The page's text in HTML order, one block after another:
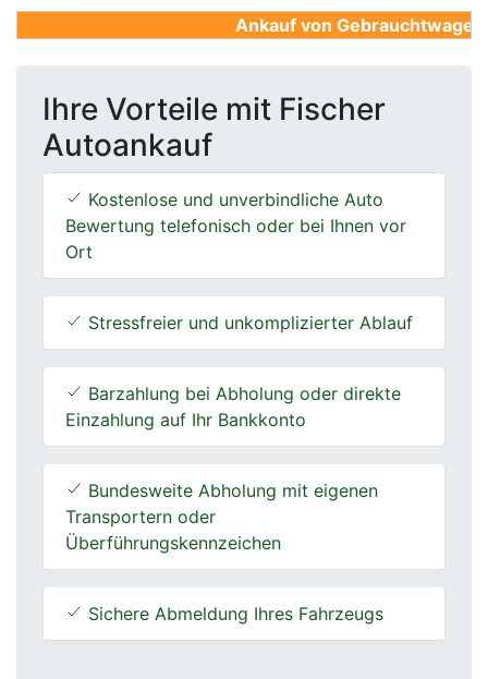
Ankauf von
Ihre Vorteile mit Fischer
Autoankauf
Kostenlose und unverbindliche Auto
Bewertung telefonisch oder bei Ihnen vor
Ort
Stressfreier und unkomplizierter Ablauf
Barzahlung bei Abholung oder direkte
Einzahlung auf Ihr Bankkonto
Bundesweite Abholung mit eigenen
Transportern oder
Überführungskennzeichen
Sichere Abmeldung Ihres Fahrzeugs